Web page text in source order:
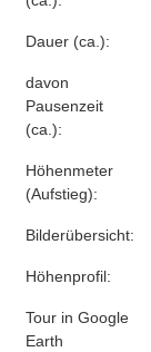
Dauer (ca.):
davon
Pausenzeit
(ca.):
Höhenmeter
(Aufstieg):
Bilderübersicht:
Höhenprofil:
Tour in Google
Earth